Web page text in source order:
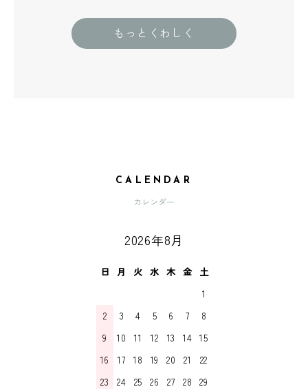
もっとくわしく
CALENDAR
カレンダー
2026年8月
日 月 火 水 木 金 土
1
2
3 4 5 6 7
8
9
10 11 12 13 14 15
16
17 18 19 20 21
22
23
24 25 26 27 28
29